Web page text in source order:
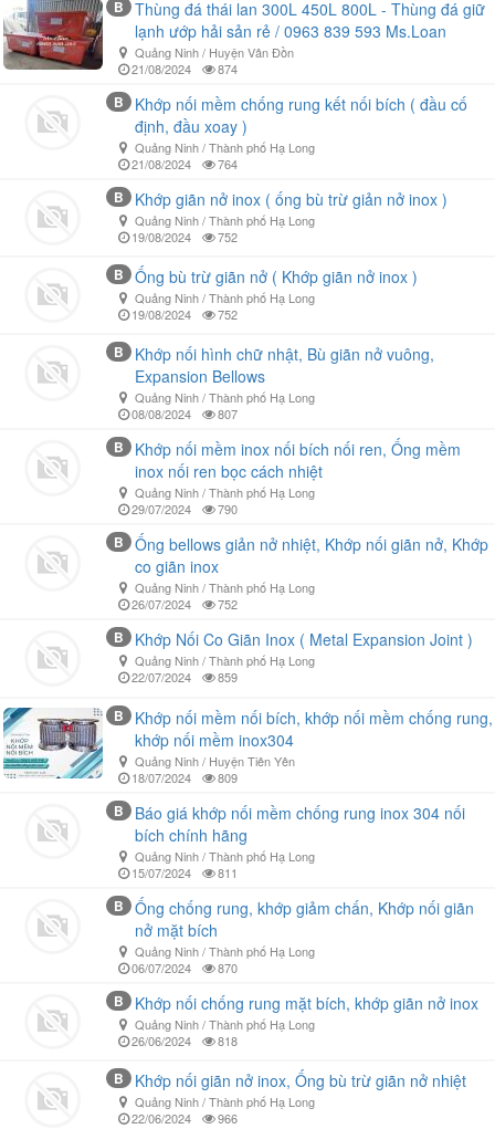
B
Thùng đá thái lan 300L 450L 800L - Thùng đá giữ
lạnh ướp hải sản rẻ / 0963 839 593 Ms.Loan
Quảng Ninh / Huyện Vân Đồn
21/08/2024
874
B
Khớp nối mềm chống rung kết nối bích ( đầu cố
định, đầu xoay )
Quảng Ninh / Thành phố Hạ Long
21/08/2024
764
B Khớp giãn nở inox ( ống bù trừ giản nở inox )
Quảng Ninh / Thành phố Hạ Long
19/08/2024
752
B Ống bù trừ giãn nở ( Khớp giãn nở inox )
Quảng Ninh / Thành phố Hạ Long
19/08/2024
752
B
Khớp nối hình chữ nhật, Bù giãn nở vuông,
Expansion Bellows
Quảng Ninh / Thành phố Hạ Long
08/08/2024
807
B
Khớp nối mềm inox nối bích nối ren, Ống mềm
inox nối ren bọc cách nhiệt
Quảng Ninh / Thành phố Hạ Long
29/07/2024
790
B
Ống bellows giản nở nhiệt, Khớp nối giãn nở, Khớp
co giãn inox
Quảng Ninh / Thành phố Hạ Long
26/07/2024
752
B Khớp Nối Co Giãn Inox ( Metal Expansion Joint )
Quảng Ninh / Thành phố Hạ Long
22/07/2024
859
B
Khớp nối mềm nối bích, khớp nối mềm chống rung,
khớp nối mềm inox304
Quảng Ninh / Huyện Tiên Yên
18/07/2024
809
B
Báo giá khớp nối mềm chống rung inox 304 nối
bích chính hãng
Quảng Ninh / Thành phố Hạ Long
15/07/2024
811
B
Ống chống rung, khớp giảm chấn, Khớp nối giãn
nở mặt bích
Quảng Ninh / Thành phố Hạ Long
06/07/2024
870
B Khớp nối chống rung mặt bích, khớp giãn nở inox
Quảng Ninh / Thành phố Hạ Long
26/06/2024
818
B Khớp nối giãn nở inox, Ống bù trừ giãn nở nhiệt
Quảng Ninh / Thành phố Hạ Long
22/06/2024
966